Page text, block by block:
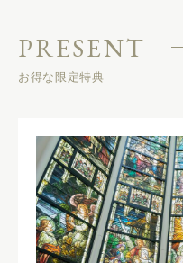
PRESENT
お得な限定特典